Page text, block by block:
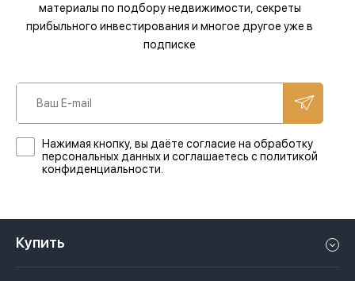
материалы по подбору недвижимости, секреты
прибыльного инвестирования и многое другое уже в
подписке
Нажимая кнопку, вы даёте согласие на обработку
персональных данных и соглашаетесь с политикой
конфиденциальности.
Купить